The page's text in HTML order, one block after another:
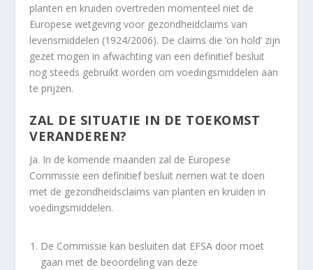
planten en kruiden overtreden momenteel niet de
Europese wetgeving voor gezondheidclaims van
levensmiddelen (1924/2006). De claims die ‘on hold’ zijn
gezet mogen in afwachting van een definitief besluit
nog steeds gebruikt worden om voedingsmiddelen aan
te prijzen.
ZAL DE SITUATIE IN DE TOEKOMST
VERANDEREN?
Ja. In de komende maanden zal de Europese
Commissie een definitief besluit nemen wat te doen
met de gezondheidsclaims van planten en kruiden in
voedingsmiddelen.
De Commissie kan besluiten dat EFSA door moet
gaan met de beoordeling van deze